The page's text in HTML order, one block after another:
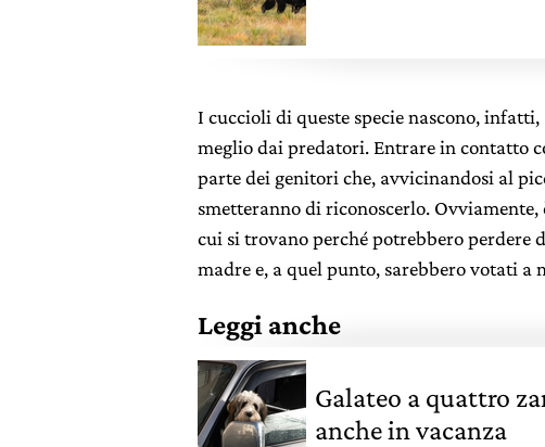
I cuccioli di queste specie nascono,
meglio dai predatori. Entrare in contatto
parte dei genitori che, avvicinandosi al
smetteranno di riconoscerlo.
cui si trovano perché potrebbero perdere
madre e, a quel punto, sarebbero votati a
Leggi anche
Galateo a quattro
anche in vacanza